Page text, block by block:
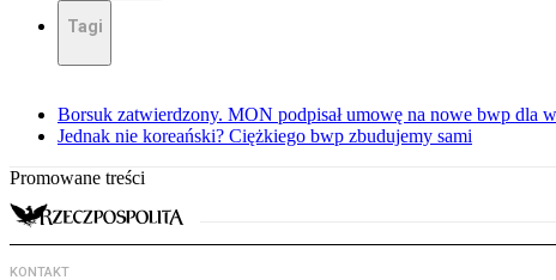
Tagi
Borsuk zatwierdzony. MON podpisał umowę na nowe bwp dla
Jednak nie koreański? Ciężkiego bwp zbudujemy sami
Promowane treści
KONTAKT